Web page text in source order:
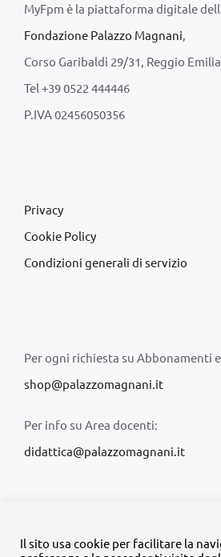
MyFpm è la piattaforma digitale
Fondazione Palazzo Magnani,
Corso Garibaldi 29/31, Reggio
Tel +39 0522 444446
P.IVA 02456050356
Privacy
Cookie Policy
Condizioni generali di servizio
Per ogni richiesta su Abbonamenti
shop@palazzomagnani.it
Per info su Area docenti:
didattica@palazzomagnani.it
Il sito usa cookie per facilitare la